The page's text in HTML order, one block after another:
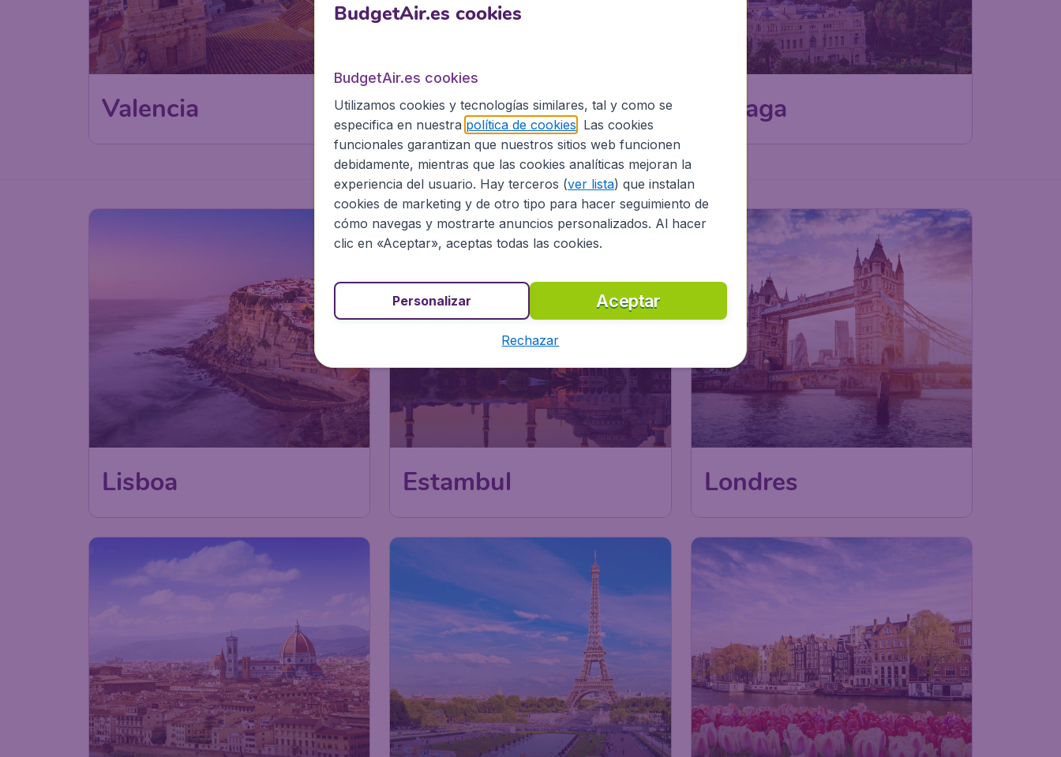
Valencia Barcelona Málaga
Lisboa Estambul Londres
BudgetAir.es cookies
BudgetAir.es cookies
Utilizamos cookies y tecnologías similares, tal y como se
especifica en nuestra política de cookies . Las cookies
funcionales garantizan que nuestros sitios web funcionen
debidamente, mientras que las cookies analíticas mejoran la
experiencia del usuario. Hay terceros (ver lista) que instalan
cookies de marketing y de otro tipo para hacer seguimiento de
cómo navegas y mostrarte anuncios personalizados. Al hacer
clic en «Aceptar», aceptas todas las cookies.
Aceptar
Personalizar
Rechazar